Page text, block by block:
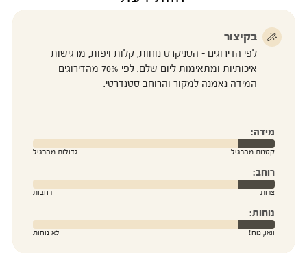
בקיצור
לפי הדירוגים - הסניקרס נוחות, קלות ויפות, מרגישות
איכותיות ומתאימות ליום שלם. לפי 70% מהדירוגים
המידה נאמנה למקור והרוחב סטנדרטי.
מידה:
קטנות מהרגיל גדולות מהרגיל
רוחב:
צרות רחבות
נוחות:
וואו, נוח! לא נוחות